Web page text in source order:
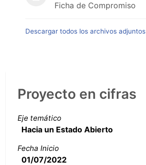
Ficha de Compromiso
Descargar todos los archivos adjuntos
Proyecto en cifras
Eje temático
Hacia un Estado Abierto
Fecha Inicio
01/07/2022